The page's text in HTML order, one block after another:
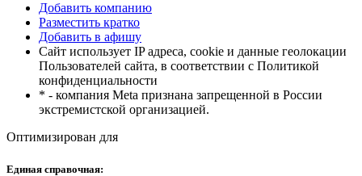
Добавить компанию
Разместить кратко
Добавить в афишу
Сайт использует IP адреса, cookie и данные геолокации
Пользователей сайта, в соответствии с Политикой
конфиденциальности
* - компания Meta признана запрещенной в России
экстремистской организацией.
Оптимизирован для
Единая справочная: